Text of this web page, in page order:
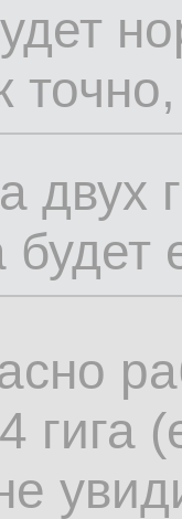
двух
гига